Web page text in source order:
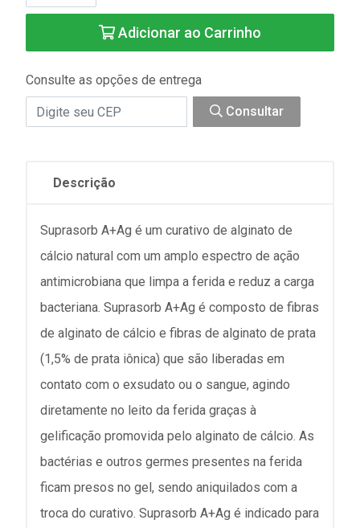
Adicionar ao Carrinho
Consulte as opções de entrega
Consultar
Descrição
Suprasorb A+Ag é um curativo de alginato de
cálcio natural com um amplo espectro de ação
antimicrobiana que limpa a ferida e reduz a carga
bacteriana. Suprasorb A+Ag é composto de fibras
de alginato de cálcio e fibras de alginato de prata
(1,5% de prata iônica) que são liberadas em
contato com o exsudato ou o sangue, agindo
diretamente no leito da ferida graças à
gelificação promovida pelo alginato de cálcio. As
bactérias e outros germes presentes na ferida
ficam presos no gel, sendo aniquilados com a
troca do curativo. Suprasorb A+Ag é indicado para